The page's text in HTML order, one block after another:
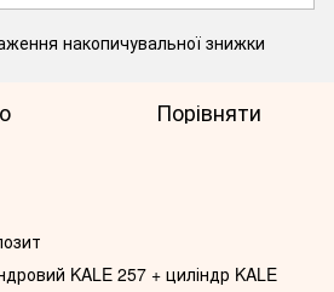
накопичувальної знижки
Порівняти
KALE 257 + циліндр KALE